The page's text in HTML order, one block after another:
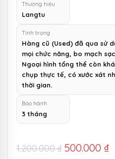
Thương hiệu
Langtu
Tình trạng
Hàng cũ (Used) đã qua sử
mọi chức năng, bo mạch
Ngoại hình tổng thể còn
chụp thực tế, có xước xát
thời gian.
Bảo hành
3 tháng
1.200.000₫ Giá
500.000 ₫